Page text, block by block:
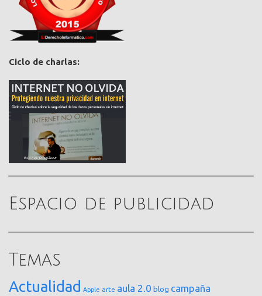
Ciclo de charlas:
Espacio de publicidad
Temas
Actualidad Apple arte aula 2.0 blog campaña